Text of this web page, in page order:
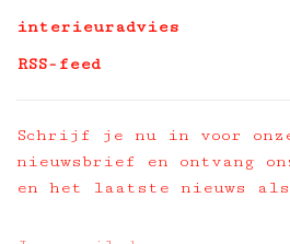
interieuradvies
RSS-feed
Schrijf je nu in voor
nieuwsbrief en ontvang
en het laatste nieuws